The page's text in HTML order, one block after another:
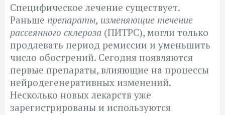
Специфическое лечение существует.
Раньше препараты, изменяющие течение
рассеянного склероза (ПИТРС), могли только
продлевать период ремиссии и уменьшить
число обострений. Сегодня появляются
первые препараты, влияющие на процессы
нейродегенеративных изменений.
Несколько новых лекарств уже
зарегистрированы и используются